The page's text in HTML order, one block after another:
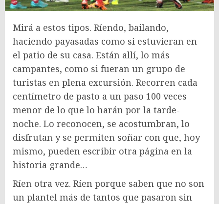
Mirá a estos tipos. Ríendo, bailando,
haciendo payasadas como si estuvieran en
el patio de su casa. Están allí, lo más
campantes, como si fueran un grupo de
turistas en plena excursión. Recorren cada
centímetro de pasto a un paso 100 veces
menor de lo que lo harán por la tarde-
noche. Lo reconocen, se acostumbran, lo
disfrutan y se permiten soñar con que, hoy
mismo, pueden escribir otra página en la
historia grande…
Ríen otra vez. Ríen porque saben que no son
un plantel más de tantos que pasaron sin